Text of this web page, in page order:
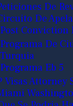
De
De
Post Conviction
Programa De
Turquia
Programa Eb 5
Visas Attorney